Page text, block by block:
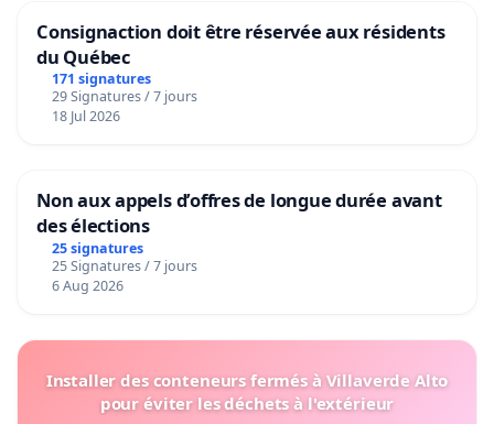
Consignaction doit être réservée aux résidents
du Québec
171 signatures
29 Signatures / 7 jours
18 Jul 2026
Non aux appels d’offres de longue durée avant
des élections
25 signatures
25 Signatures / 7 jours
6 Aug 2026
Installer des conteneurs fermés à Villaverde Alto
pour éviter les déchets à l'extérieur